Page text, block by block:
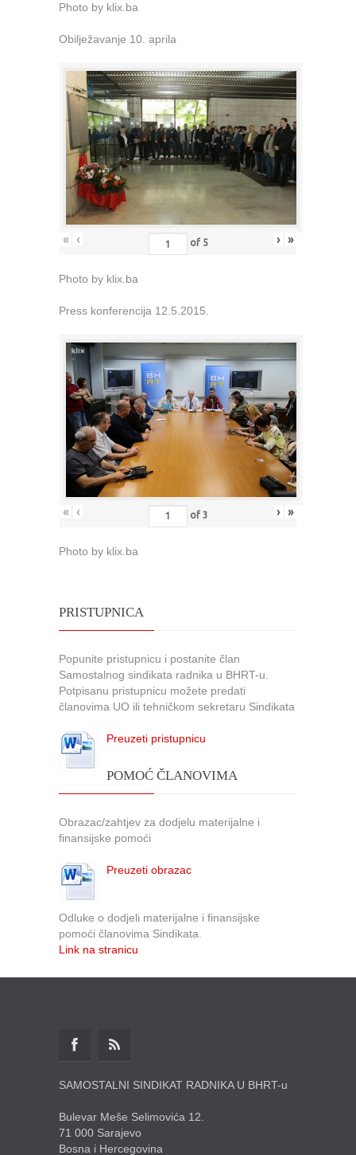
Photo by klix.ba
Obilježavanje 10. aprila
« ‹ of 5 › »
Photo by klix.ba
Press konferencija 12.5.2015.
« ‹ of 3 › »
Photo by klix.ba
PRISTUPNICA
Popunite pristupnicu i postanite član
Samostalnog sindikata radnika u BHRT-u.
Potpisanu pristupnicu možete predati
članovima UO ili tehničkom sekretaru Sindikata
Preuzeti pristupnicu
POMOĆ ČLANOVIMA
Obrazac/zahtjev za dodjelu materijalne i
finansijske pomoći
Preuzeti obrazac
Odluke o dodjeli materijalne i finansijske
pomoći članovima Sindikata.
Link na stranicu
SAMOSTALNI SINDIKAT RADNIKA U BHRT-u
Bulevar Meše Selimovića 12.
71 000 Sarajevo
Bosna i Hercegovina